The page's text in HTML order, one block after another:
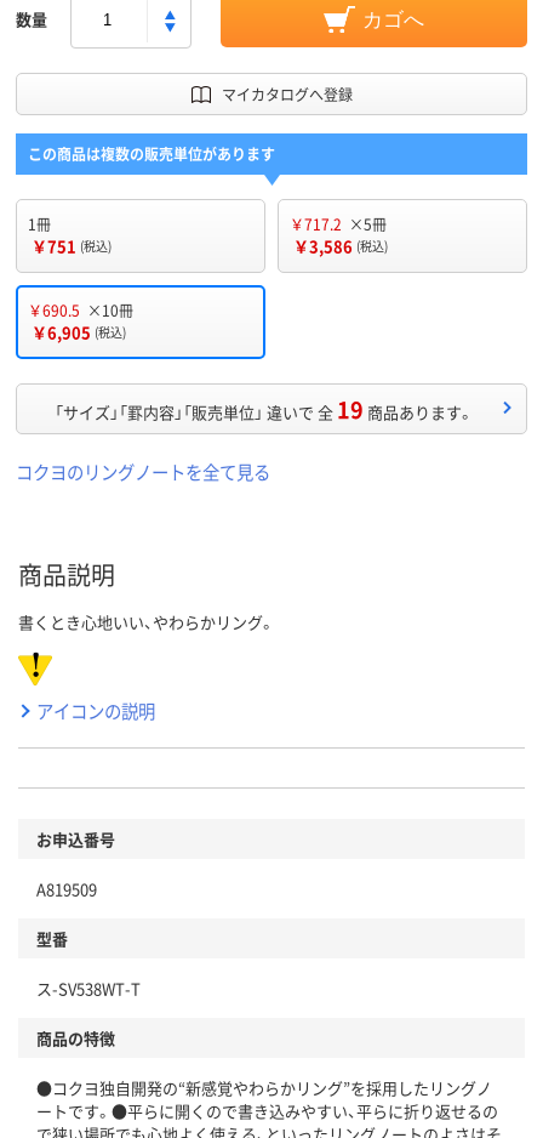
数量 カゴへ
マイカタログへ登録
この商品は複数の販売単位があります
1冊
￥751 (税込)
￥717.2 ×5冊
￥3,586 (税込)
￥690.5 ×10冊
￥6,905 (税込)
「サイズ」「罫内容」「販売単位」 違いで 全 19 商品あります。
コクヨのリングノートを全て見る
商品説明
書くとき心地いい、やわらかリング。
アイコンの説明
お申込番号
A819509
型番
ス-SV538WT-T
商品の特徴
●コクヨ独自開発の“新感覚やわらかリング”を採用したリングノ
ートです。●平らに開くので書き込みやすい、平らに折り返せるの